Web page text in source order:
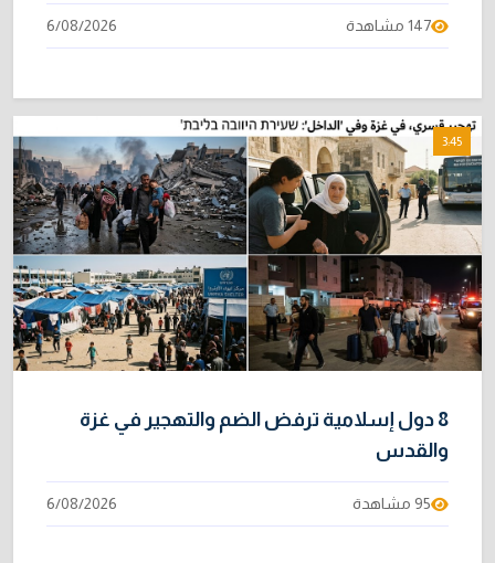
147 مشاهدة 6/08/2026
3:45
8 دول إسلامية ترفض الضم والتهجير في غزة
والقدس
95 مشاهدة 6/08/2026